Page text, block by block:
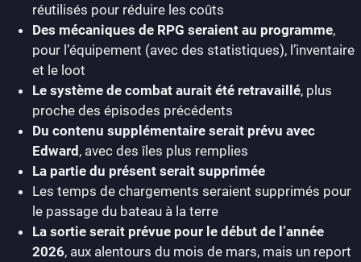
réutilisés pour réduire les coûts
Des mécaniques de RPG seraient au programme,
pour l’équipement (avec des statistiques), l’inventaire
et le loot
Le système de combat aurait été retravaillé, plus
proche des épisodes précédents
Du contenu supplémentaire serait prévu avec
Edward, avec des îles plus remplies
La partie du présent serait supprimée
Les temps de chargements seraient supprimés pour
le passage du bateau à la terre
La sortie serait prévue pour le début de l’année
2026, aux alentours du mois de mars, mais un report